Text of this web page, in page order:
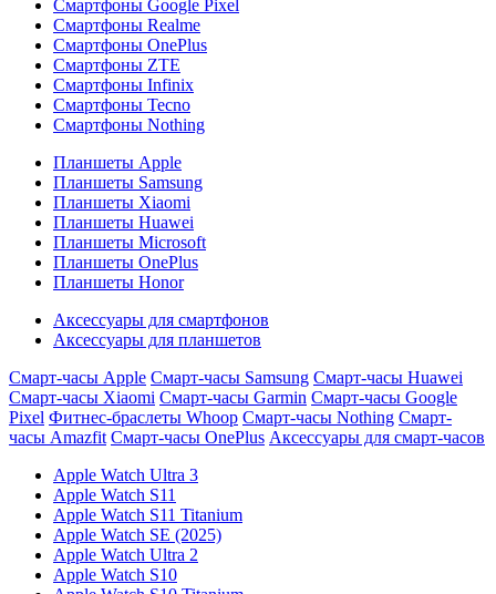
Смартфоны Google Pixel
Смартфоны Realme
Смартфоны OnePlus
Смартфоны ZTE
Смартфоны Infinix
Смартфоны Tecno
Смартфоны Nothing
Планшеты Apple
Планшеты Samsung
Планшеты Xiaomi
Планшеты Huawei
Планшеты Microsoft
Планшеты OnePlus
Планшеты Honor
Аксессуары для смартфонов
Аксессуары для планшетов
Смарт-часы Apple Смарт-часы Samsung Смарт-часы Huawei
Смарт-часы Xiaomi Смарт-часы Garmin Смарт-часы Google
Pixel Фитнес-браслеты Whoop Смарт-часы Nothing Смарт-
часы Amazfit Смарт-часы OnePlus Аксессуары для смарт-часов
Apple Watch Ultra 3
Apple Watch S11
Apple Watch S11 Titanium
Apple Watch SE (2025)
Apple Watch Ultra 2
Apple Watch S10